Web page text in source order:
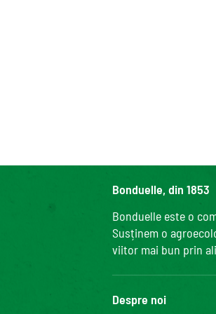
Bonduelle, din 1853
Bonduelle este o
Susținem o
viitor mai bun prin
Despre noi